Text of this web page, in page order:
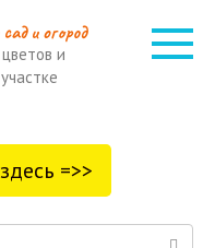
и огород
и
=>>